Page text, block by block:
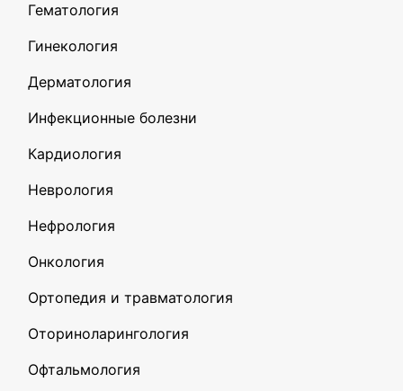
Гематология
Гинекология
Дерматология
Инфекционные болезни
Кардиология
Неврология
Нефрология
Онкология
Ортопедия и травматология
Оториноларингология
Офтальмология